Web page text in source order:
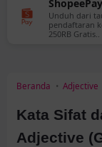
Bank Neo
Unduh dan
eksklusif
terbatas)
Beranda Adjective
Kata Sifat
Adjective